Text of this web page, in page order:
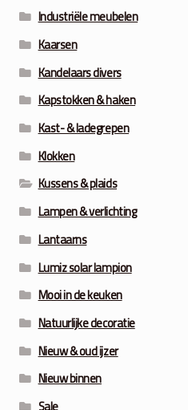
Industriële meubelen
Kaarsen
Kandelaars divers
Kapstokken & haken
Kast- & ladegrepen
Klokken
Kussens & plaids
Lampen & verlichting
Lantaarns
Lumiz solar lampion
Mooi in de keuken
Natuurlijke decoratie
Nieuw & oud ijzer
Nieuw binnen